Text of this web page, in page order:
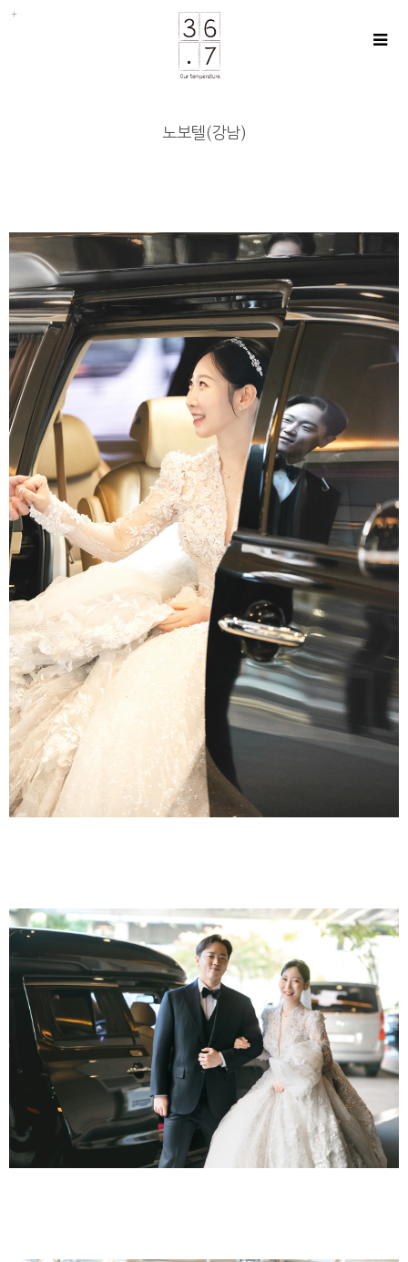
노보텔(강남)